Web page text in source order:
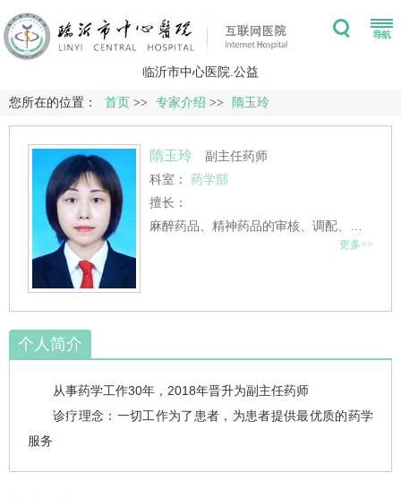
临沂市中心医院.公益
您所在的位置： 首页 >> 专家介绍 >> 隋玉玲
隋玉玲
副主任药师
科室： 药学部
擅长：
更多>>
个人简介
从事药学工作30年，2018年晋升为副主任药师
诊疗理念：一切工作为了患者，为患者提供最优质的药学
服务